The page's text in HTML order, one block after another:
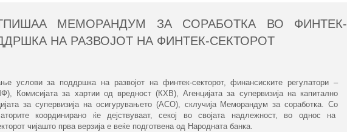
МЕМОРАНДУМ ЗА СОРАБОТКА ВО ФИНТЕК-
НА РАЗВОЈОТ НА ФИНТЕК-СЕКТОРОТ
услови за поддршка на развојот на финтек-секторот, финансиските регулатори ‒
Комисијата за хартии од вредност (КХВ), Агенцијата за супервизија на капитално
за супервизија на осигурувањето (АСО), склучија Меморандум за соработка. Со
координирано ќе дејствуваат, секој во својата надлежност, во однос на
чијашто прва верзија е веќе подготвена од Народната банка.